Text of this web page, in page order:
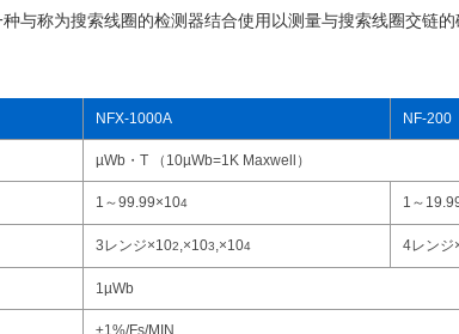
与称为搜索线圈的检测器结合使用以测量与搜索线圈​​交链
NFX-1000A NF-200
µWb・T （10µWb=1K Maxwell）
1～99.99×104 1～
3レンジ×102 ,×103 ,×104 4レンジ
1µWb
±1%/Fs/MIN